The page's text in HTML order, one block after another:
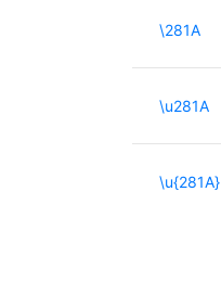
\281A
\u281A
\u{281A}